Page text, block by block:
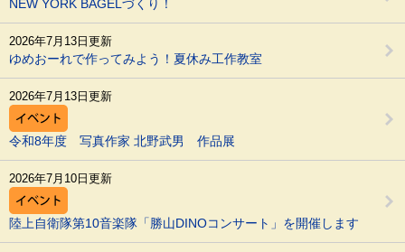
NEW YORK BAGELづくり！
ゆめおーれで作ってみよう！夏休み工作教室
2026年7月13日更新
令和8年度 写真作家 北野武男 作品展
2026年7月13日更新
陸上自衛隊第10音楽隊「勝山DINOコンサート」を開催します
2026年7月10日更新